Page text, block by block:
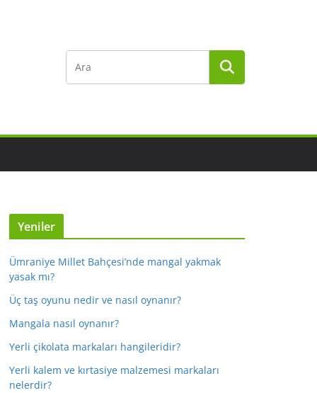
Yeniler
Ümraniye Millet Bahçesi’nde mangal yakmak
yasak mı?
Üç taş oyunu nedir ve nasıl oynanır?
Mangala nasıl oynanır?
Yerli çikolata markaları hangileridir?
Yerli kalem ve kırtasiye malzemesi markaları
nelerdir?